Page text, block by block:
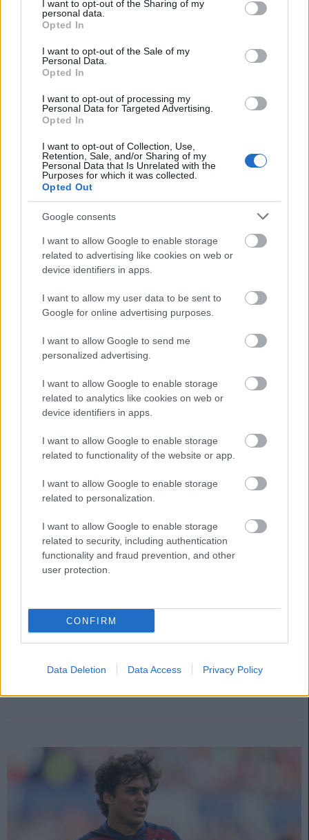
not limited to your visit or usage behaviour. You may click to
grant or deny consent to Google and its third-party tags to
use your data for below specified purposes in below Google
consent section.
I want to opt-out of the Sharing of my
personal data.
Opted In
I want to opt-out of the Sale of my
Personal Data.
Opted In
I want to opt-out of processing my
Personal Data for Targeted Advertising.
Opted In
I want to opt-out of Collection, Use,
Retention, Sale, and/or Sharing of my
Personal Data that Is Unrelated with the
Purposes for which it was collected.
Opted Out
Google consents
I want to allow Google to enable storage
related to advertising like cookies on web or
device identifiers in apps.
I want to allow my user data to be sent to
Google for online advertising purposes.
I want to allow Google to send me
personalized advertising.
I want to allow Google to enable storage
related to analytics like cookies on web or
device identifiers in apps.
I want to allow Google to enable storage
related to functionality of the website or app.
I want to allow Google to enable storage
related to personalization.
I want to allow Google to enable storage
related to security, including authentication
functionality and fraud prevention, and other
user protection.
CONFIRM
Data Deletion Data Access Privacy Policy
Parte médico: los lesionados de la jornada 9
Jesus Gallo|
La jornada 9 de LaLiga 25/26 nos dejó varios lesionados, cómo Carlos
Álvarez o Azpilicueta. Repasamos su estado y posible tiempo de baja en
Leer más »
13. octubre 2025 PorJesus Gallo|
traemos cuatro jugadores que están en racha y no superan los 5 millones
Leer más »